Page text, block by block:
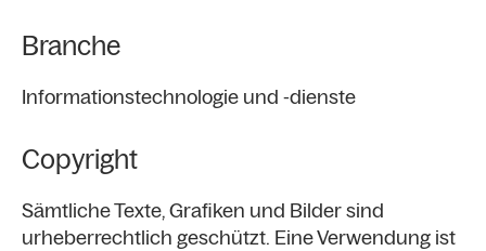
Branche
Informationstechnologie und -dienste
Copyright
Sämtliche Texte, Grafiken und Bilder sind
urheberrechtlich geschützt. Eine Verwendung ist